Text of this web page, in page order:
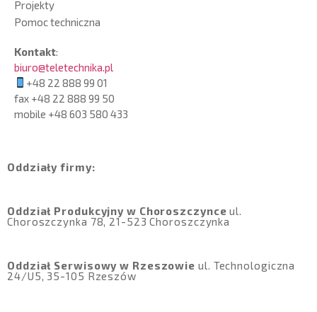
Projekty
Pomoc techniczna
Kontakt:
biuro@teletechnika.pl
+48 22 888 99 01
fax +48 22 888 99 50
mobile +48 603 580 433
Oddziały firmy:
Oddział Produkcyjny w Choroszczynceul.
Choroszczynka 78, 21-523 Choroszczynka
Oddział Serwisowy w Rzeszowie ul. Technologiczna
24/U5, 35-105 Rzeszów